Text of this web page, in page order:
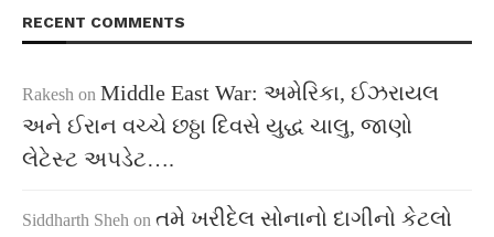
RECENT COMMENTS
Rakesh on Middle East War: અમેરિકા, ઈઝરાયલ
અને ઈરાન વચ્ચે છઠ્ઠા દિવસે યુદ્ધ ચાલુ, જાણો
લેટેસ્ટ અપડેટ….
Siddharth Sheh on તમે ખરીદેલ સોનાનો દાગીનો કેટલો